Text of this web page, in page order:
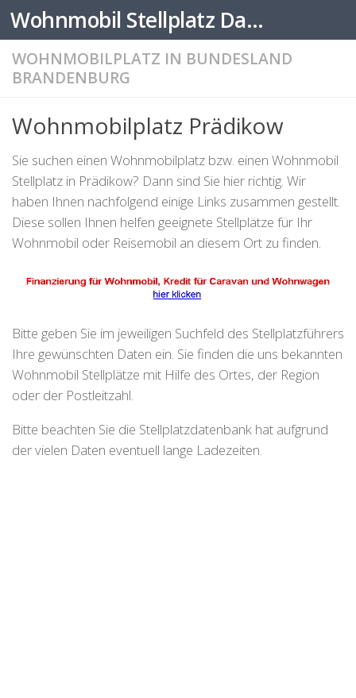
Zum Inhalt springen Wohnmobil Stellplatz Datenbank
WOHNMOBILPLATZ IN BUNDESLAND
BRANDENBURG
Wohnmobilplatz Prädikow
Sie suchen einen Wohnmobilplatz bzw. einen Wohnmobil
Stellplatz in Prädikow? Dann sind Sie hier richtig. Wir
haben Ihnen nachfolgend einige Links zusammen gestellt.
Diese sollen Ihnen helfen geeignete Stellplätze für Ihr
Wohnmobil oder Reisemobil an diesem Ort zu finden.
Bitte geben Sie im jeweiligen Suchfeld des Stellplatzführers
Ihre gewünschten Daten ein. Sie finden die uns bekannten
Wohnmobil Stellplätze mit Hilfe des Ortes, der Region
oder der Postleitzahl.
Bitte beachten Sie die Stellplatzdatenbank hat aufgrund
der vielen Daten eventuell lange Ladezeiten.